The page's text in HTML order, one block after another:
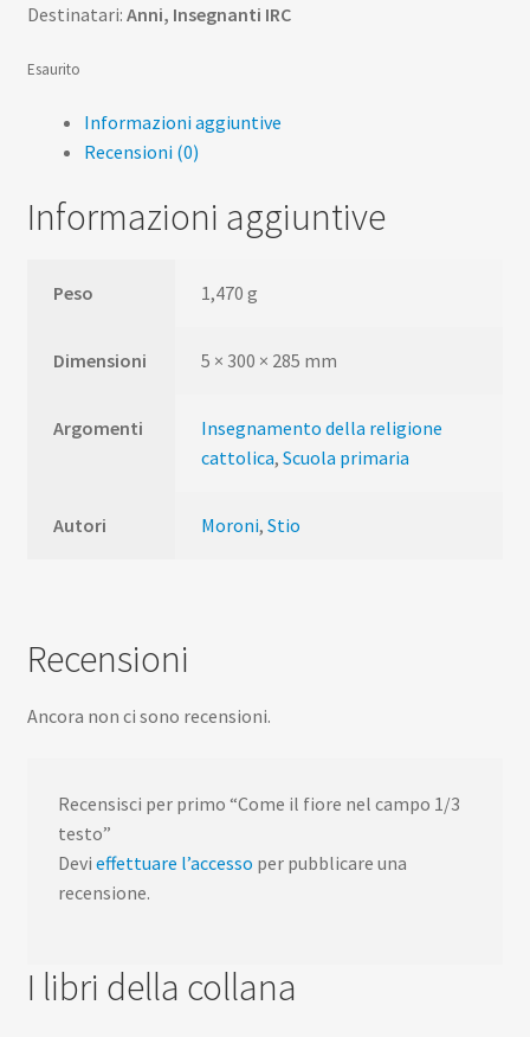
Destinatari: Anni, Insegnanti IRC
Esaurito
Informazioni aggiuntive
Recensioni (0)
Informazioni aggiuntive
Peso 1,470 g
Dimensioni 5 × 300 × 285 mm
Argomenti
Insegnamento della religione
cattolica,Scuola primaria
Autori Moroni,Stio
Recensioni
Ancora non ci sono recensioni.
Recensisci per primo “Come il fiore nel campo 1/3
testo”
Devi effettuare l’accesso per pubblicare una
recensione.
I libri della collana